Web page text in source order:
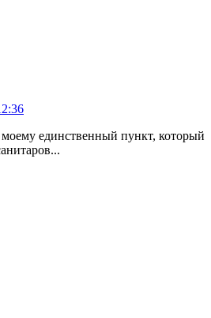
единственный пункт, который